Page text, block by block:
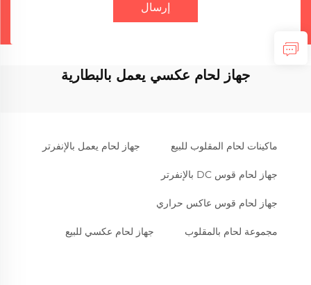
إرسال
جهاز لحام عكسي يعمل بالبطارية
ماكينات لحام المقلوب للبيع جهاز لحام يعمل بالإنفرتر
جهاز لحام قوس DC بالإنفرتر
جهاز لحام قوس عاكس حراري
مجموعة لحام بالمقلوب جهاز لحام عكسي للبيع